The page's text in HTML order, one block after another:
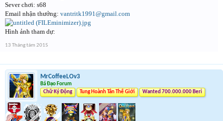
Sever chơi: s68
Email nhận thưởng: vantritk1991@gmail.com
Hình ảnh tham dự:
13 Tháng tám 2015
MrCoffeeLOv3
Bá Đạo Forum
Chữ Ký Động
Tung Hoành Tân Thế Giới Wanted 700.000.000 Beri